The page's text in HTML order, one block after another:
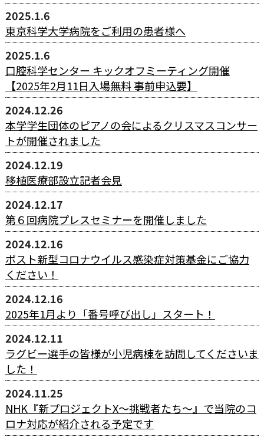
2025.1.6
東京科学大学病院をご利用の患者様へ
2025.1.6
口腔科学センター キックオフミーティング開催
【2025年2月11日入場無料 事前申込要】
2024.12.26
本学学生団体のピアノの会によるクリスマスコンサー
トが開催されました
2024.12.19
移植医療部設立記者会見
2024.12.17
第６回病院プレスセミナーを開催しました
2024.12.16
ポスト新型コロナウイルス感染症対策基金にご協力
ください！
2024.12.16
2025年1月より「番号呼び出し」スタート！
2024.12.11
ラグビー選手の皆様が小児病棟を訪問してくださいま
した！
2024.11.25
NHK『新プロジェクトX～挑戦者たち～』で当院のコ
ロナ対応が紹介される予定です